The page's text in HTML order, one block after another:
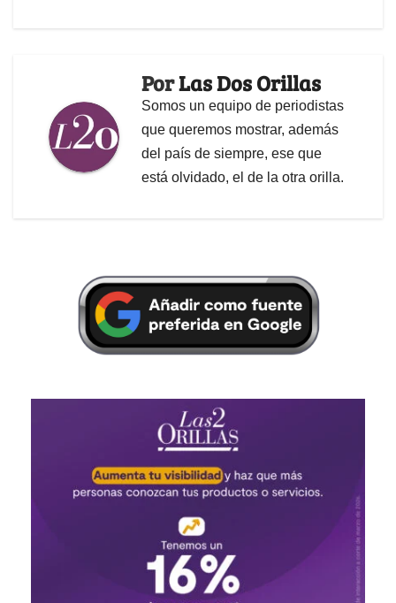
PorLas Dos Orillas
Somos un equipo de periodistas
que queremos mostrar, además
del país de siempre, ese que
está olvidado, el de la otra orilla.